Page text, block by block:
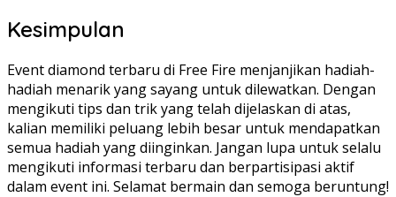
Kesimpulan
Event diamond terbaru di Free Fire menjanjikan hadiah-
hadiah menarik yang sayang untuk dilewatkan. Dengan
mengikuti tips dan trik yang telah dijelaskan di atas,
kalian memiliki peluang lebih besar untuk mendapatkan
semua hadiah yang diinginkan. Jangan lupa untuk selalu
mengikuti informasi terbaru dan berpartisipasi aktif
dalam event ini. Selamat bermain dan semoga beruntung!